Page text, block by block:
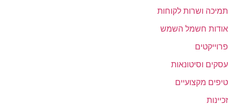
תמיכה ושרות לקוחות
אודות חשמל השמש
פרוייקטים
עסקים וסיטונאות
טיפים מקצועיים
זכיינות